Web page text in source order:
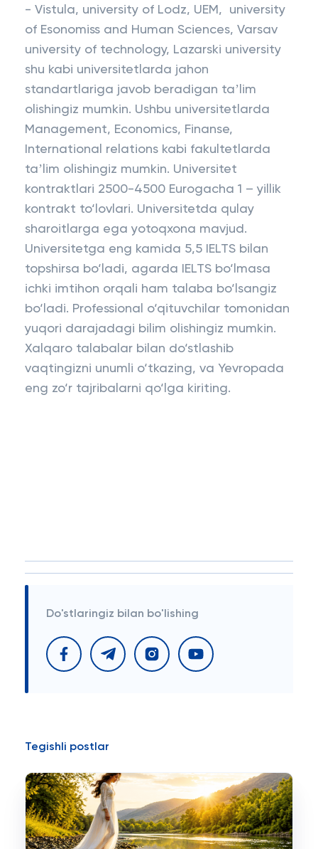
- Vistula, university of Lodz, UEM, university
of Esonomiss and Human Sciences, Varsav
university of technology, Lazarski university
shu kabi universitetlarda jahon
standartlariga javob beradigan taʼlim
olishingiz mumkin. Ushbu universitetlarda
Management, Economics, Finanse,
International relations kabi fakultetlarda
taʼlim olishingiz mumkin. Universitet
kontraktlari 2500-4500 Eurogacha 1 – yillik
kontrakt to‘lovlari. Universitetda qulay
sharoitlarga ega yotoqxona mavjud.
Universitetga eng kamida 5,5 IELTS bilan
topshirsa bo‘ladi, agarda IELTS bo‘lmasa
ichki imtihon orqali ham talaba bo‘lsangiz
bo‘ladi. Professional o‘qituvchilar tomonidan
yuqori darajadagi bilim olishingiz mumkin.
Xalqaro talabalar bilan do‘stlashib
vaqtingizni unumli o‘tkazing, va Yevropada
eng zo‘r tajribalarni qo‘lga kiriting.
Do'stlaringiz bilan bo'lishing
Tegishli postlar